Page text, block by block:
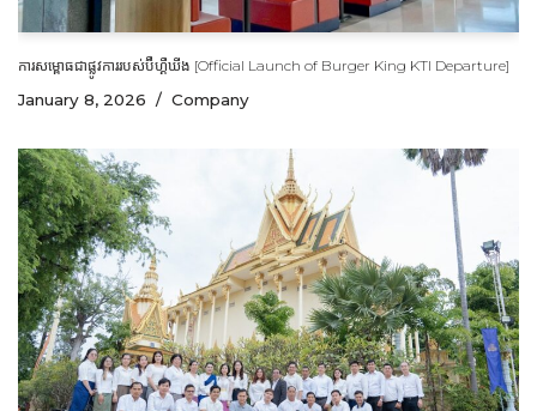
ការសម្ពោធជាផ្លូវការរបស់ប៊ឺហ្គឺឃីង [Official Launch of Burger King KTI Departure]
January 8, 2026 Company